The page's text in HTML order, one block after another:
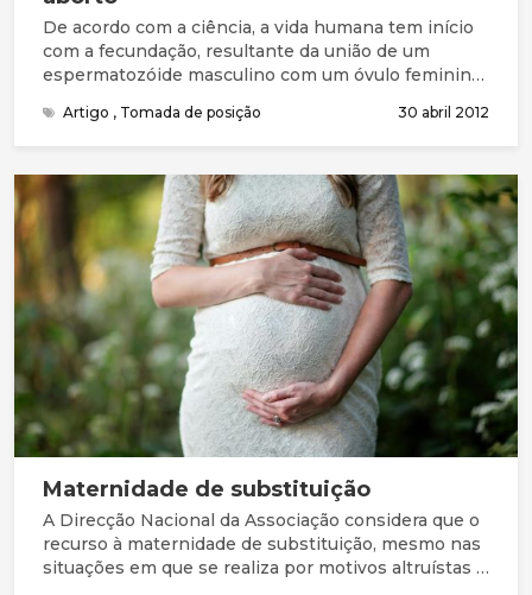
De acordo com a ciência, a vida humana tem início
com a fecundação, resultante da união de um
espermatozóide masculino com um óvulo feminino.
informação genética do progenitor, de modo que a
célula resultante da fertilização, denominada ovo ou
zigoto, recebe toda a informação genética
necessária para orientar o desenvolvimento do
novo ser humano.
Artigo , Tomada de posição 30 abril 2012
Maternidade de substituição
A Direcção Nacional da Associação considera que o
recurso à maternidade de substituição, mesmo nas
situações em que se realiza por motivos altruístas e